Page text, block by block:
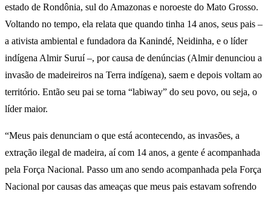
estado de Rondônia, sul do Amazonas e noroeste do Mato Grosso.
Voltando no tempo, ela relata que quando tinha 14 anos, seus pais –
a ativista ambiental e fundadora da Kanindé, Neidinha, e o líder
indígena Almir Suruí –, por causa de denúncias (Almir denunciou a
invasão de madeireiros na Terra indígena), saem e depois voltam ao
território. Então seu pai se torna “labiway” do seu povo, ou seja, o
líder maior.
“Meus pais denunciam o que está acontecendo, as invasões, a
extração ilegal de madeira, aí com 14 anos, a gente é acompanhada
pela Força Nacional. Passo um ano sendo acompanhada pela Força
Nacional por causas das ameaças que meus pais estavam sofrendo